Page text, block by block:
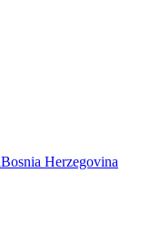
Bosnia Herzegovina